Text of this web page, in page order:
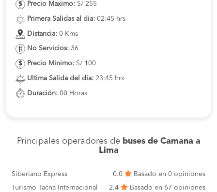
Precio Maximo: S/ 255
Primera Salidas al dia: 02:45 hrs
Distancia: 0 Kms
No Servicios: 36
Precio Minimo: S/ 100
Ultima Salida del dia: 23:45 hrs
Duración: 00 Horas
Principales operadores de buses de Camana a
Lima
Siberiano Express 0.0
Basado en 0 opiniones
Turismo Tacna Internacional
2.4
Basado en 67 opiniones